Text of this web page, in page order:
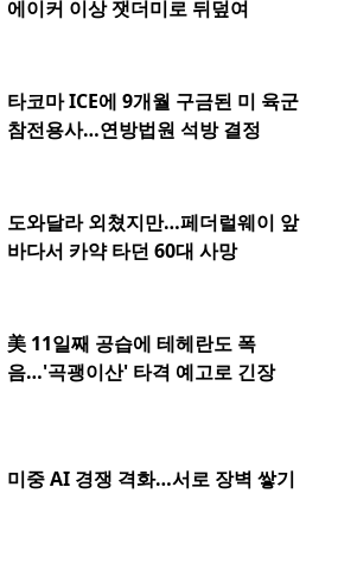
에이커 이상 잿더미로 뒤덮여
타코마 ICE에 9개월 구금된 미 육군
참전용사…연방법원 석방 결정
도와달라 외쳤지만…페더럴웨이 앞
바다서 카약 타던 60대 사망
美 11일째 공습에 테헤란도 폭
음…'곡괭이산' 타격 예고로 긴장
미중 AI 경쟁 격화…서로 장벽 쌓기